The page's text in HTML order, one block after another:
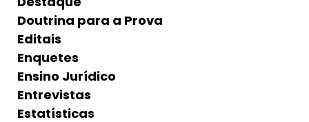
Doutrina para a Prova
Editais
Enquetes
Ensino Jurídico
Entrevistas
Estatísticas